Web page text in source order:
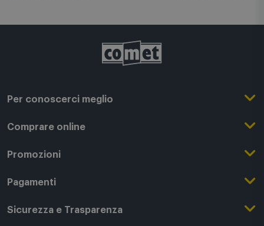
Per conoscerci meglio
Il Gruppo Comet
Punti di forza
Comprare online
Registrati su Comet
Acquista Online
Promozioni
Outlet
Black Friday
Pagamenti
Modalità di pagamento
Sicurezza e Trasparenza